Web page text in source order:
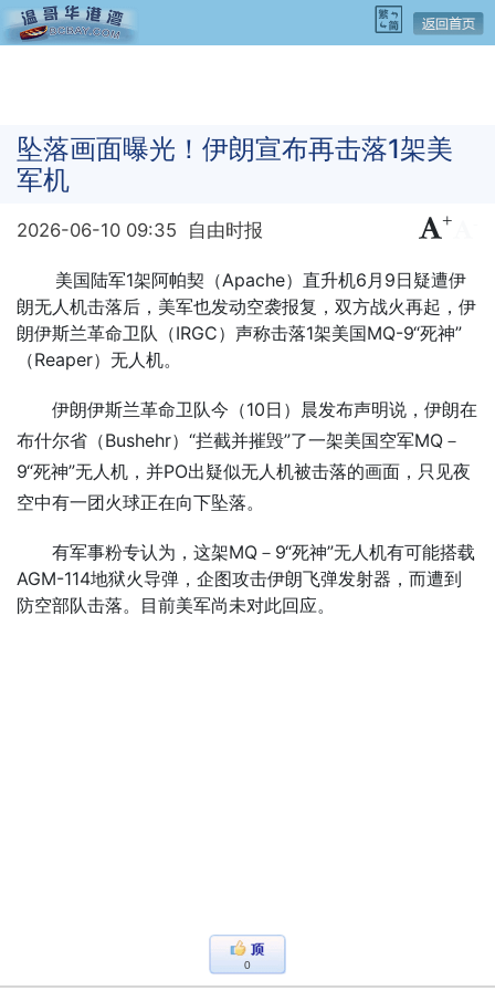
坠落画面曝光！伊朗宣布再击落1架美
军机
2026-06-10 09:35 自由时报 +
美国陆军1架阿帕契（Apache）直升机6月9日疑遭伊
朗无人机击落后，美军也发动空袭报复，双方战火再起，伊
朗伊斯兰革命卫队（IRGC）声称击落1架美国MQ-9“死神”
（Reaper）无人机。
伊朗伊斯兰革命卫队今（10日）晨发布声明说，伊朗在
布什尔省（Bushehr）“拦截并摧毁”了一架美国空军MQ－
9“死神”无人机，并PO出疑似无人机被击落的画面，只见夜
空中有一团火球正在向下坠落。
有军事粉专认为，这架MQ－9“死神”无人机有可能搭载
AGM-114地狱火导弹，企图攻击伊朗飞弹发射器，而遭到
防空部队击落。目前美军尚未对此回应。
0